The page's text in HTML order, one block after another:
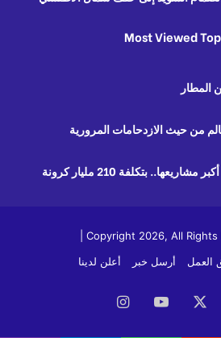
Most Viewed
المطار
من حيث الازدحامات المرورية
بتكلفة 210 مليار كرونة
العمل
أرسل خبر أعلن لدينا
‫YouTube